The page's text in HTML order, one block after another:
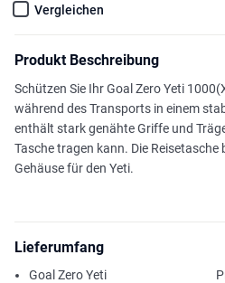
Vergleichen
Produkt Beschreibung
Schützen Sie Ihr Goal Zero Yeti
während des Transports in einem
enthält stark genähte Griffe und
Tasche tragen kann. Die
Gehäuse für den Yeti.
Lieferumfang
Goal Zero Yeti